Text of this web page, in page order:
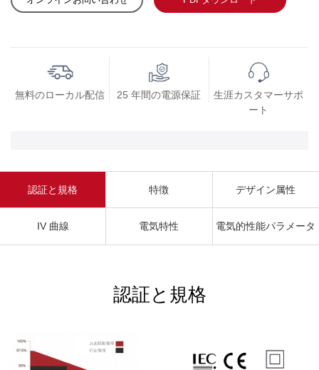
無料のローカル配信 25 年間の電源保証
生涯カスタマーサポ
ート
認証と規格 特徴 デザイン属性
IV 曲線 電気特性 電気的性能パラメータ
認証と規格